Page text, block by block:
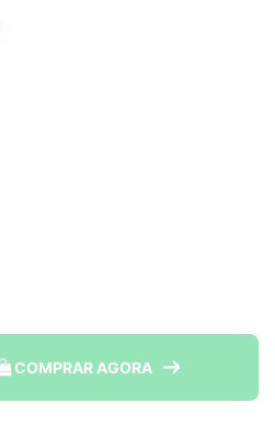
COMPRAR AGORA